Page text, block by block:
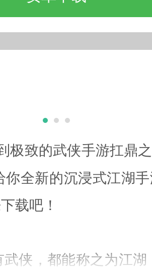
极致的武侠手游扛鼎
全新的沉浸式江湖
载吧！
侠，都能称之为江